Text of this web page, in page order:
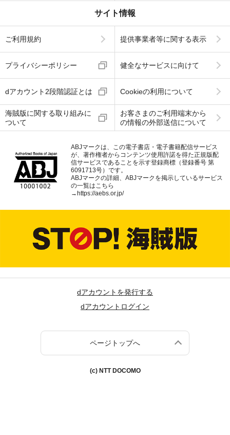
サイト情報
ご利用規約 提供事業者等に関する表示
プライバシーポリシー 健全なサービスに向けて
dアカウント2段階認証とは Cookieの利用について
海賊版に関する取り組みに
ついて
お客さまのご利用端末から
の情報の外部送信について
ABJマークは、この電子書店・電子書籍配信サービス
が、著作権者からコンテンツ使用許諾を得た正規版配
信サービスであることを示す登録商標（登録番号 第
6091713号）です。
ABJマークの詳細、ABJマークを掲示しているサービス
の一覧はこちら
→https://aebs.or.jp/
dアカウントを発行する
dアカウントログイン
ページトップへ
(c) NTT DOCOMO